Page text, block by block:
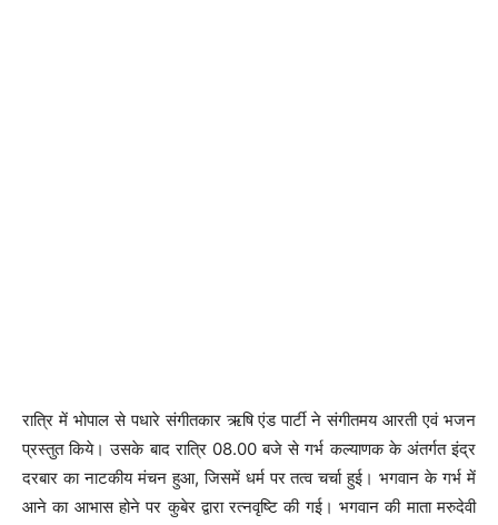
रात्रि में भोपाल से पधारे संगीतकार ऋषि एंड पार्टी ने संगीतमय आरती एवं भजन
प्रस्तुत किये। उसके बाद रात्रि 08.00 बजे से गर्भ कल्याणक के अंतर्गत इंद्र
दरबार का नाटकीय मंचन हुआ, जिसमें धर्म पर तत्व चर्चा हुई। भगवान के गर्भ में
आने का आभास होने पर कुबेर द्वारा रत्नवृष्टि की गई। भगवान की माता मरुदेवी